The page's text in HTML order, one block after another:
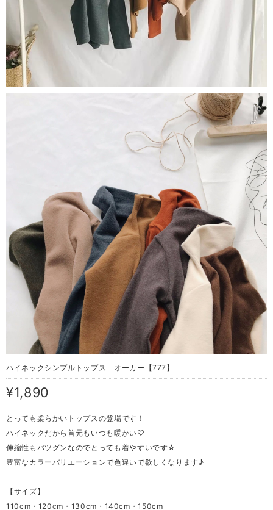
ハイネックシンプルトップス オーカー【777】
¥1,890
とっても柔らかいトップスの登場です！
ハイネックだから首元もいつも暖かい♡
伸縮性もバツグンなのでとっても着やすいです☆
豊富なカラーバリエーションで色違いで欲しくなります♪
【サイズ】
110cm・120cm・130cm・140cm・150cm